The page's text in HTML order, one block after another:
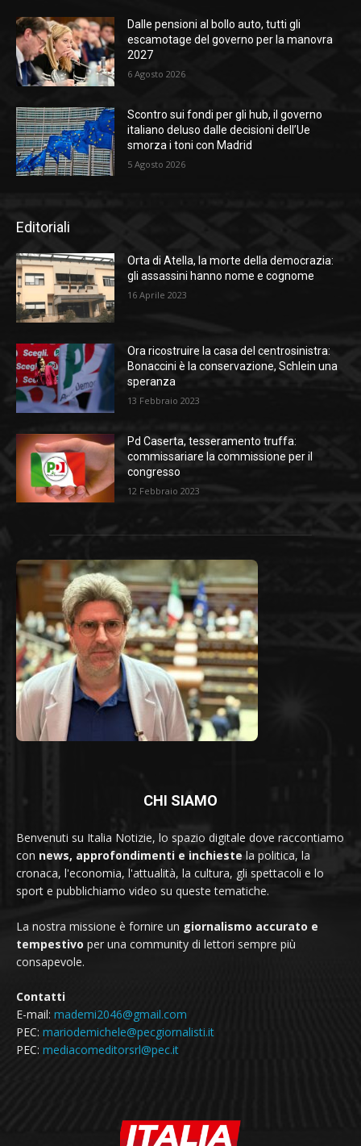
Dalle pensioni al bollo auto, tutti gli
escamotage del governo per la manovra
2027
6 Agosto 2026
Scontro sui fondi per gli hub, il governo
italiano deluso dalle decisioni dell’Ue
smorza i toni con Madrid
5 Agosto 2026
Editoriali
Orta di Atella, la morte della democrazia:
gli assassini hanno nome e cognome
16 Aprile 2023
Ora ricostruire la casa del centrosinistra:
Bonaccini è la conservazione, Schlein una
speranza
13 Febbraio 2023
Pd Caserta, tesseramento truffa:
commissariare la commissione per il
congresso
12 Febbraio 2023
CHI SIAMO
Benvenuti su Italia Notizie, lo spazio digitale dove raccontiamo
con news, approfondimenti e inchieste la politica, la
cronaca, l'economia, l'attualità, la cultura, gli spettacoli e lo
sport e pubblichiamo video su queste tematiche.
La nostra missione è fornire un giornalismo accurato e
tempestivo per una community di lettori sempre più
consapevole.
Contatti
E-mail: mademi2046@gmail.com
PEC: mariodemichele@pecgiornalisti.it
PEC: mediacomeditorsrl@pec.it